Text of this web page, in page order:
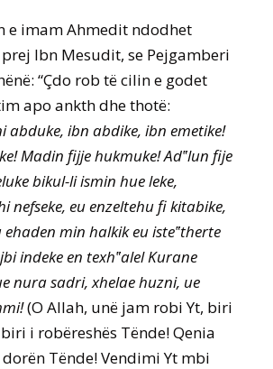
e imam Ahmedit ndodhet
Ibn Mesudit, se Pejgamberi
“Çdo rob të cilin e godet
apo ankth dhe thotë:
abduke, ibn abdike, ibn emetike!
Madin fijje hukmuke! Ad‟lun fije
bikul-li ismin hue leke,
nefseke, eu enzeltehu fi kitabike,
min halkik eu iste‟therte
indeke en texh‟alel Kurane
nura sadri, xhelae huzni, ue
(O Allah, unë jam robi Yt, biri
i robëreshës Tënde! Qenia
Tënde! Vendimi Yt mbi